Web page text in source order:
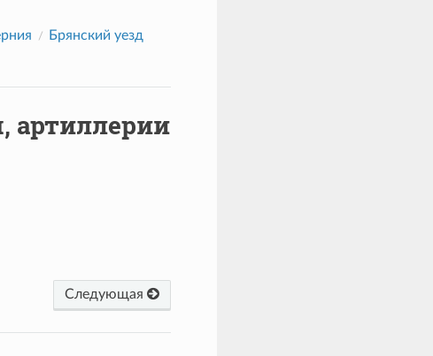
Брянский уезд
артиллерии
Следующая